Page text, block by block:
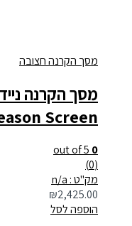
מסך הקרנה חצובה
Screen
0
out of 5
מק"ט : n/a
₪2,425.00
הוספה לסל